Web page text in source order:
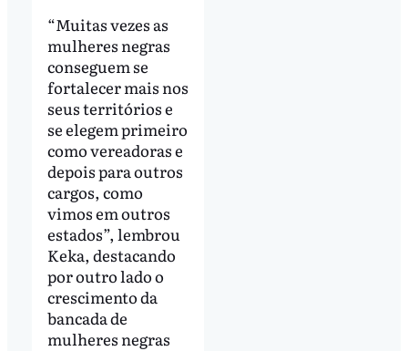
“Muitas vezes as
mulheres negras
conseguem se
fortalecer mais nos
seus territórios e
se elegem primeiro
como vereadoras e
depois para outros
cargos, como
vimos em outros
estados”, lembrou
Keka, destacando
por outro lado o
crescimento da
bancada de
mulheres negras